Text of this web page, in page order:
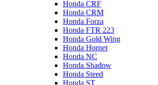
Honda CRF
Honda CRM
Honda Forza
Honda FTR 223
Honda Gold Wing
Honda Hornet
Honda NC
Honda Shadow
Honda Steed
Honda ST